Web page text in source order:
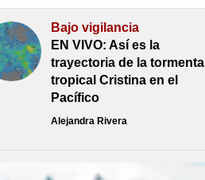
Bajo vigilancia
EN VIVO: Así es la
trayectoria de la tormenta
tropical Cristina en el
Pacífico
Alejandra Rivera